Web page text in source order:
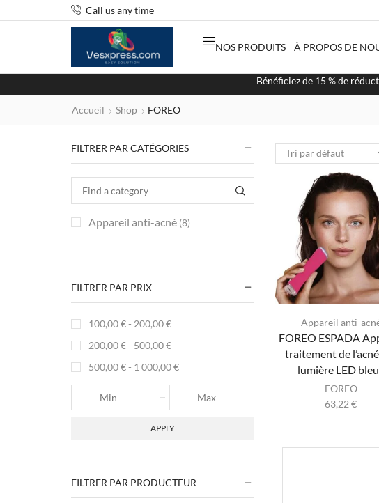
Call us any time
NOS PRODUITS À PROPOS DE
Bénéficiez de 15 % de
Accueil Shop FOREO
Appareil anti-
FOREO ESPADA
traitement de
lumière LED
FOREO
63,22€
FILTRER PAR CATÉGORIES
Appareil anti-acné (8)
FILTRER PAR PRIX
100,00€- 200,00€
200,00€- 500,00€
500,00€- 1 000,00€
APPLY
FILTRER PAR PRODUCTEUR